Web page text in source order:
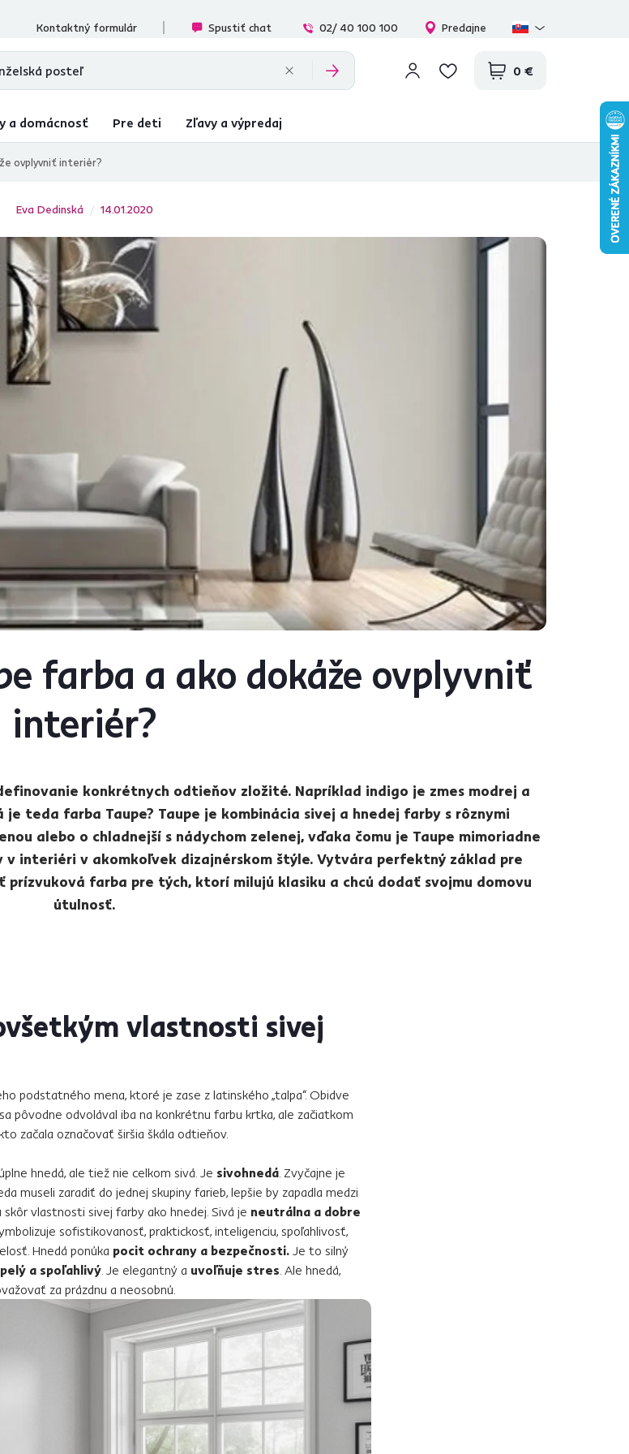
Kontaktný formulár
Spustiť chat 02/ 40 100 100 Predajne
0 €
a domácnosť Pre deti Zľavy a výpredaj
ovplyvniť interiér?
Eva Dedinská 14.01.2020
farba a ako dokáže ovplyvniť
interiér?
konkrétnych odtieňov zložité. Napríklad indigo je zmes modrej a
teda farba Taupe? Taupe je kombinácia sivej a hnedej farby s rôznymi
alebo o chladnejší s nádychom zelenej, vďaka čomu je Taupe mimoriadne
v interiéri v akomkoľvek dizajnérskom štýle. Vytvára perfektný základ pre
farba pre tých, ktorí milujú klasiku a chcú dodať svojmu domovu
útulnosť.
vlastnosti sivej
podstatného mena, ktoré je zase z latinského „talpa“. Obidve
pôvodne odvolával iba na konkrétnu farbu krtka, ale začiatkom
začala označovať širšia škála odtieňov.
hnedá, ale tiež nie celkom sivá. Je sivohnedá . Zvyčajne je
museli zaradiť do jednej skupiny farieb, lepšie by zapadla medzi
vlastnosti sivej farby ako hnedej. Sivá je neutrálna a dobre
sofistikovanosť, praktickosť, inteligenciu, spoľahlivosť,
Hnedá ponúka pocit ochrany a bezpečnosti. Je to silný
a spoľahlivý . Je elegantný a uvoľňuje stres . Ale hnedá,
za prázdnu a neosobnú.